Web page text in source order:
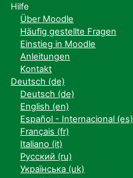
Hilfe
Über Moodle
Häufig gestellte Fragen
Einstieg in Moodle
Anleitungen
Kontakt
Deutsch ‎(de)‎
Deutsch ‎(de)‎
English ‎(en)‎
Español - Internacional ‎(es)‎
Français ‎(fr)‎
Italiano ‎(it)‎
Русский ‎(ru)‎
Українська ‎(uk)‎